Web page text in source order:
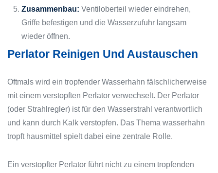
Zusammenbau: Ventiloberteil wieder eindrehen,
Griffe befestigen und die Wasserzufuhr langsam
wieder öffnen.
Perlator Reinigen Und Austauschen
Oftmals wird ein tropfender Wasserhahn fälschlicherweise
mit einem verstopften Perlator verwechselt. Der Perlator
(oder Strahlregler) ist für den Wasserstrahl verantwortlich
und kann durch Kalk verstopfen. Das Thema wasserhahn
tropft hausmittel spielt dabei eine zentrale Rolle.
Ein verstopfter Perlator führt nicht zu einem tropfenden